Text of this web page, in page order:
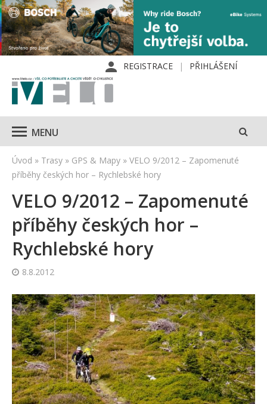
REGISTRACE PŘIHLÁŠENÍ
MENU
Úvod » Trasy » GPS & Mapy » VELO 9/2012 – Zapomenuté
příběhy českých hor – Rychlebské hory
VELO 9/2012 – Zapomenuté
příběhy českých hor –
Rychlebské hory
8.8.2012